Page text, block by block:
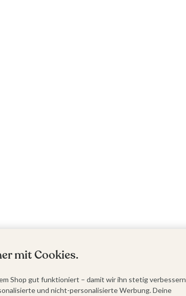
mit Cookies.
Shop gut funktioniert – damit wir ihn stetig verbessern
und nicht-personalisierte Werbung. Deine